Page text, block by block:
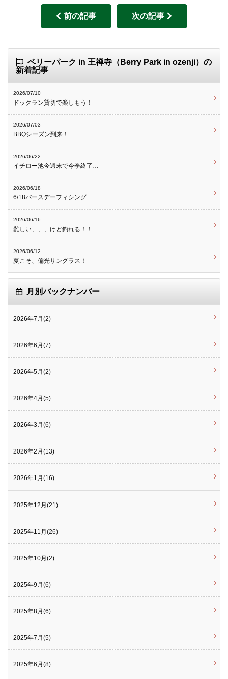
前の記事 次の記事
ベリーパーク in 王禅寺（Berry Park in ozenji）の
新着記事
2026/07/10
ドックラン貸切で楽しもう！
2026/07/03
BBQシーズン到来！
2026/06/22
イチロー池今週末で今季終了…
2026/06/18
6/18バースデーフィシング
2026/06/16
難しい、、、けど釣れる！！
2026/06/12
夏こそ、偏光サングラス！
月別バックナンバー
2026年7月(2)
2026年6月(7)
2026年5月(2)
2026年4月(5)
2026年3月(6)
2026年2月(13)
2026年1月(16)
2025年12月(21)
2025年11月(26)
2025年10月(2)
2025年9月(6)
2025年8月(6)
2025年7月(5)
2025年6月(8)